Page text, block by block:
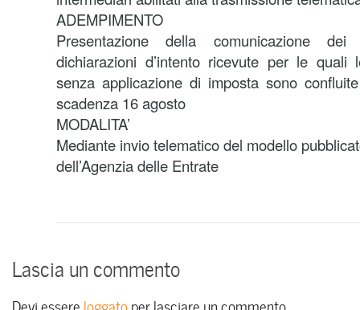
ADEMPIMENTO
Presentazione della comunicazione
dichiarazioni d’intento ricevute per le quali
senza applicazione di imposta sono
scadenza 16 agosto
MODALITA’
Mediante invio telematico del modello
dell’Agenzia delle Entrate
Lascia un commento
Devi essere loggatoper lasciare un commento.